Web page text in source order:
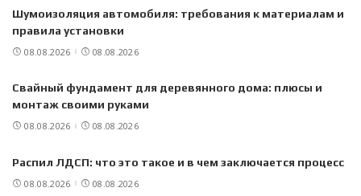
Шумоизоляция автомобиля: требования к материалам и
правила установки
08.08.2026 08.08.2026
Свайный фундамент для деревянного дома: плюсы и
монтаж своими руками
08.08.2026 08.08.2026
Распил ЛДСП: что это такое и в чем заключается процесс
08.08.2026 08.08.2026